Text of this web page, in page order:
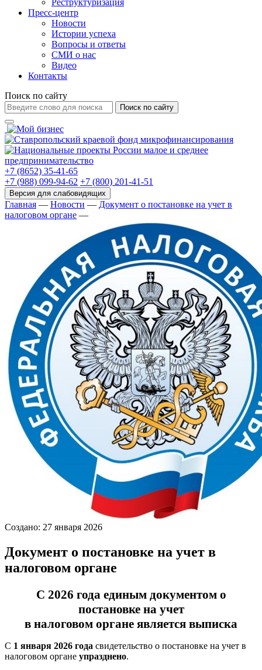
Реструктуризация
Пресс-центр
Новости
Истории успеха
Вопросы и ответы
СМИ о нас
Видео
Контакты
Поиск по сайту
Поиск по сайту
+7 (8652) 35-41-65
+7 (988) 099-94-62 +7 (800) 201-41-51
Главная — Новости — Документ о постановке на учет в
налоговом органе —
Создано: 27 января 2026
Документ о постановке на учет в
налоговом органе
С 2026 года единым документом о
постановке на учет
в налоговом органе является выписка
С 1 января 2026 года свидетельство о постановке на учет в
налоговом органе упразднено.